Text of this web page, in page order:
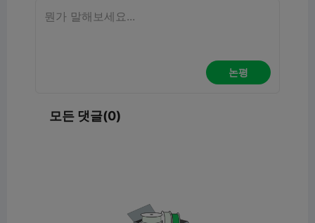
논평
모든 댓글(0)